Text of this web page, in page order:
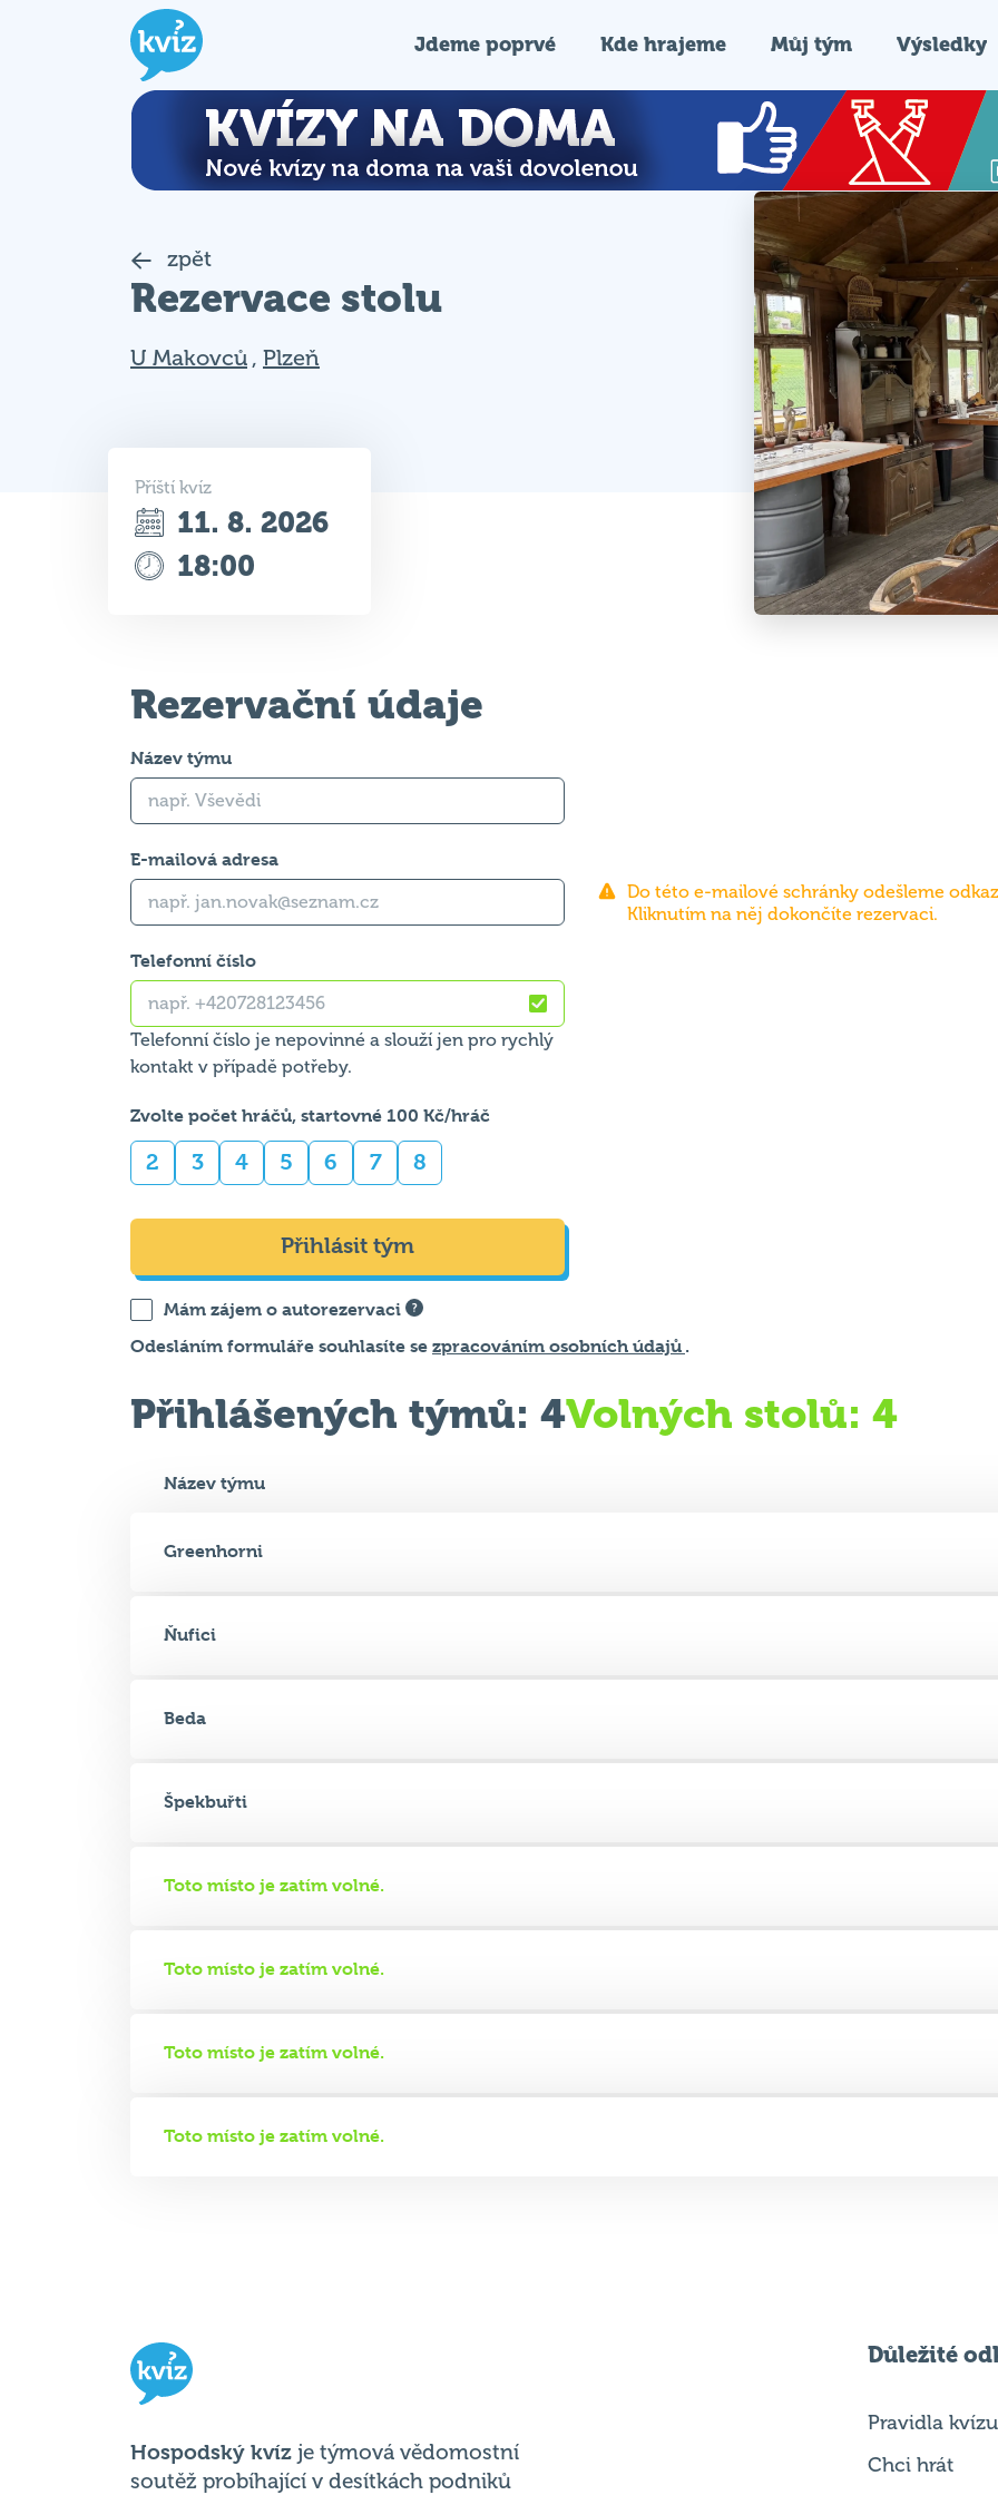
Jdeme poprvé Kde hrajeme Můj tým Výsledky
zpět
Rezervace stolu
U Makovců , Plzeň
Příští kvíz
11. 8. 2026
18:00
Rezervační údaje
Název týmu
E-mailová adresa
Do této e-mailové schránky odešleme
Kliknutím na něj dokončíte rezervaci.
Telefonní číslo
Telefonní číslo je nepovinné a slouží jen pro rychlý
kontakt v případě potřeby.
Zvolte počet hráčů, startovné 100 Kč/hráč
2 3 4 5 6 7 8
Přihlásit tým
Mám zájem o autorezervaci
Odesláním formuláře souhlasíte se zpracováním osobních údajů .
Přihlášených týmů: 4Volných stolů: 4
Název týmu
Greenhorni
Ňufici
Beda
Špekbuřti
Toto místo je zatím volné.
Toto místo je zatím volné.
Toto místo je zatím volné.
Toto místo je zatím volné.
Hospodský kvíz je týmová vědomostní
soutěž probíhající v desítkách podniků
Důležité
Pravidla kvízu
Chci hrát